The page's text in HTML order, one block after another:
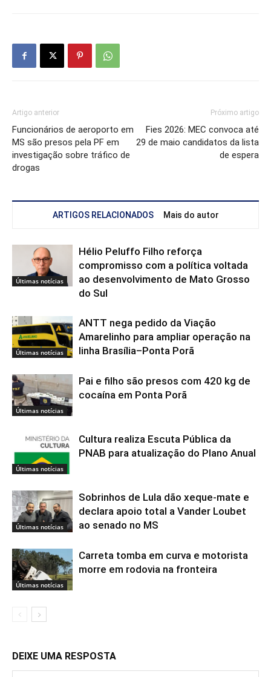
Artigo anterior
Funcionários de aeroporto em
MS são presos pela PF em
investigação sobre tráfico de
drogas
Próximo artigo
Fies 2026: MEC convoca até
29 de maio candidatos da lista
de espera
ARTIGOS RELACIONADOS Mais do autor
Últimas notícias
Hélio Peluffo Filho reforça
compromisso com a política voltada
ao desenvolvimento de Mato Grosso
do Sul
Últimas notícias
ANTT nega pedido da Viação
Amarelinho para ampliar operação na
linha Brasília–Ponta Porã
Últimas notícias
Pai e filho são presos com 420 kg de
cocaína em Ponta Porã
Últimas notícias
Cultura realiza Escuta Pública da
PNAB para atualização do Plano Anual
Últimas notícias
Sobrinhos de Lula dão xeque-mate e
declara apoio total a Vander Loubet
ao senado no MS
Últimas notícias
Carreta tomba em curva e motorista
morre em rodovia na fronteira
DEIXE UMA RESPOSTA